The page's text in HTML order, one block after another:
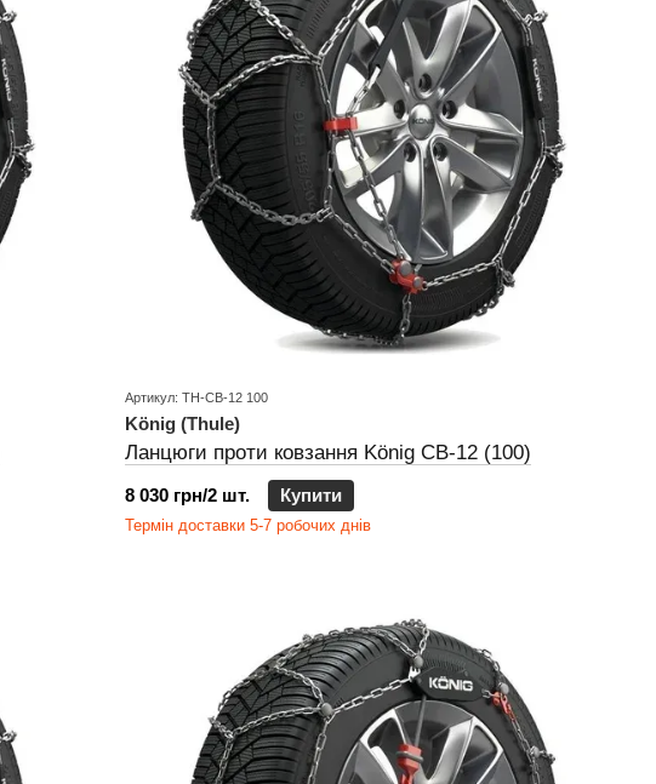
Артикул: TH-CB-12 100
König (Thule)
Ланцюги проти ковзання König CB-12 (100)
8 030 грн/2 шт. Купити
Термін доставки 5-7 робочих днів